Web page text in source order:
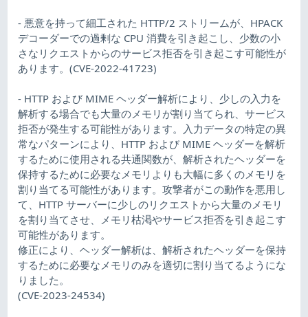
- 悪意を持って細工された HTTP/2 ストリームが、HPACK
デコーダーでの過剰な CPU 消費を引き起こし、少数の小
さなリクエストからのサービス拒否を引き起こす可能性が
あります。(CVE-2022-41723)
- HTTP および MIME ヘッダー解析により、少しの入力を
解析する場合でも大量のメモリが割り当てられ、サービス
拒否が発生する可能性があります。入力データの特定の異
常なパターンにより、HTTP および MIME ヘッダーを解析
するために使用される共通関数が、解析されたヘッダーを
保持するために必要なメモリよりも大幅に多くのメモリを
割り当てる可能性があります。攻撃者がこの動作を悪用し
て、HTTP サーバーに少しのリクエストから大量のメモリ
を割り当てさせ、メモリ枯渇やサービス拒否を引き起こす
可能性があります。
修正により、ヘッダー解析は、解析されたヘッダーを保持
するために必要なメモリのみを適切に割り当てるようにな
りました。
(CVE-2023-24534)